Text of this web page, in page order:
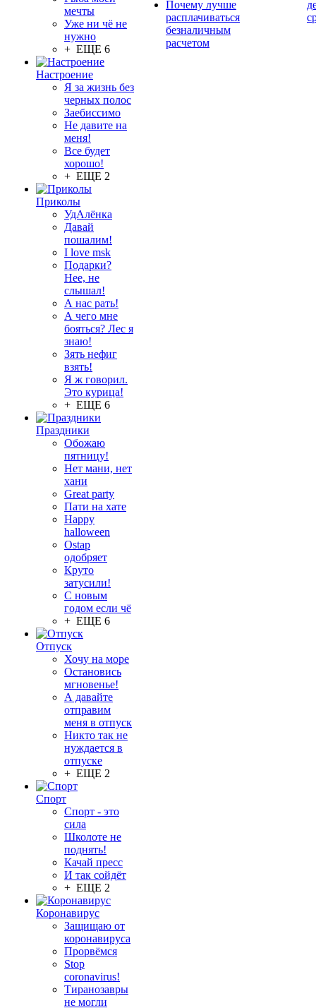
мечты
Уже ни чё не
нужно
+ ЕЩЕ 6
Настроение
Я за жизнь без
черных полос
Заебиссимо
Не давите на
меня!
Все будет
хорошо!
+ ЕЩЕ 2
Приколы
УдАлёнка
Давай
пошалим!
I love msk
Подарки?
Нее, не
слышал!
А нас рать!
А чего мне
бояться? Лес я
знаю!
Зять нефиг
взять!
Я ж говорил.
Это курица!
+ ЕЩЕ 6
Праздники
Обожаю
пятницу!
Нет мани, нет
хани
Great party
Пати на хате
Happy
halloween
Ostap
одобряет
Круто
затусили!
С новым
годом если чё
+ ЕЩЕ 6
Отпуск
Хочу на море
Остановись
мгновенье!
А давайте
отправим
меня в отпуск
Никто так не
нуждается в
отпуске
+ ЕЩЕ 2
Спорт
Спорт - это
сила
Школоте не
поднять!
Качай пресс
И так сойдёт
+ ЕЩЕ 2
Коронавирус
Защищаю от
коронавируса
Прорвёмся
Stop
coronavirus!
Тиранозавры
не могли
Почему лучше
расплачиваться
безналичным
расчетом